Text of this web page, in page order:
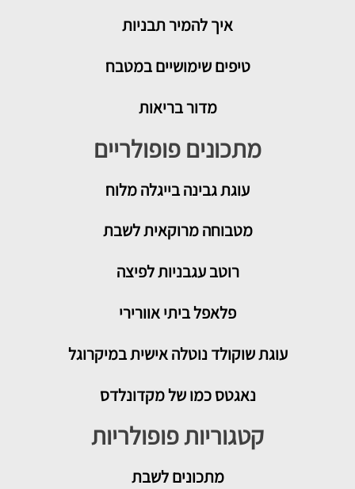
איך להמיר תבניות
טיפים שימושיים במטבח
מדור בריאות
מתכונים פופולריים
עוגת גבינה בייגלה מלוח
מטבוחה מרוקאית לשבת
רוטב עגבניות לפיצה
פלאפל ביתי אוורירי
עוגת שוקולד נוטלה אישית במיקרוגל
נאגטס כמו של מקדונלדס
קטגוריות פופולריות
מתכוניםלשבת